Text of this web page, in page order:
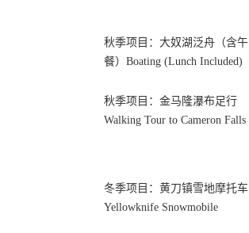
秋季项目：大奴湖泛舟（含午
餐）Boating (Lunch Included)
秋季项目：金马隆瀑布足行
Walking Tour to Cameron Falls
冬季项目：黄刀镇雪地摩托车
Yellowknife Snowmobile